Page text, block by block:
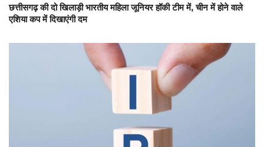
छत्तीसगढ़ की दो खिलाड़ी भारतीय महिला जूनियर हॉकी टीम में, चीन में होने वाले
एशिया कप में दिखाएंगी दम